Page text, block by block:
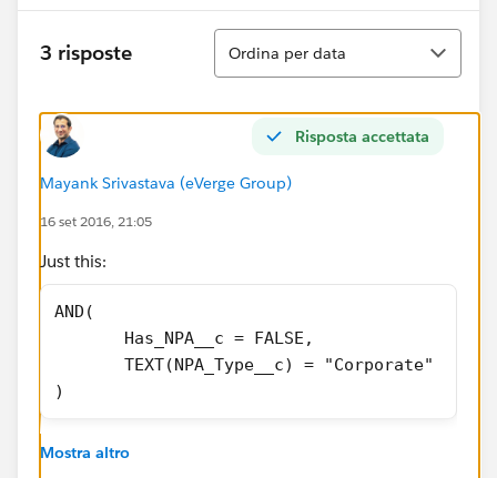
3 risposte
Ordina
Ordina per data
Risposta accettata
Mayank Srivastava (eVerge Group)
16 set 2016, 21:05
Just this:
AND(
       Has_NPA__c = FALSE,
       TEXT(NPA_Type__c) = "Corporate"
)
That's it.
Mostra altro